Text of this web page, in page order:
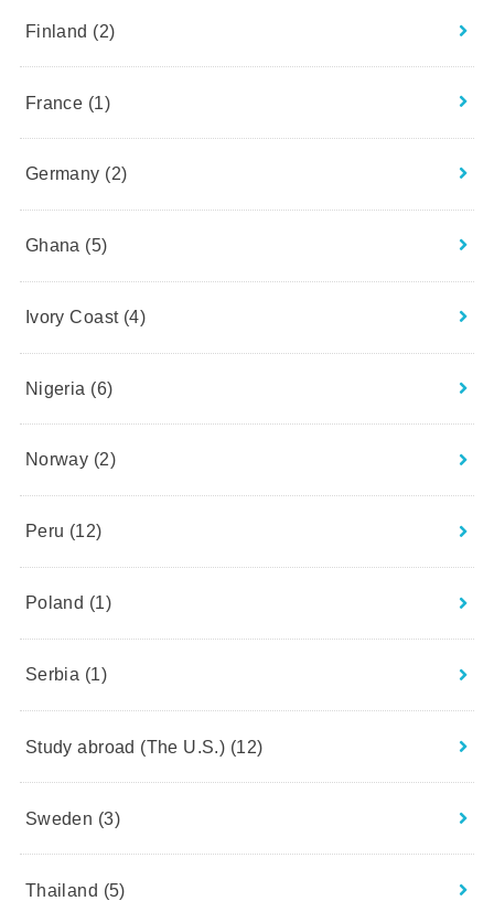
Finland (2)
France (1)
Germany (2)
Ghana (5)
Ivory Coast (4)
Nigeria (6)
Norway (2)
Peru (12)
Poland (1)
Serbia (1)
Study abroad (The U.S.) (12)
Sweden (3)
Thailand (5)